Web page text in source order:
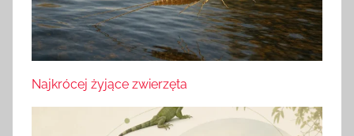
Najkrócej żyjące zwierzęta